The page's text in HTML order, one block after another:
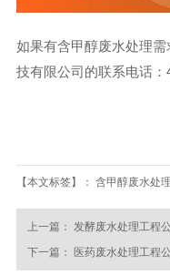
如果有含甲醇废水处理
技有限公司的联系电话：
【本文标签】： 含甲醇废水处理
上一篇： 发酵废水处理工程
下一篇： 医药废水处理工程